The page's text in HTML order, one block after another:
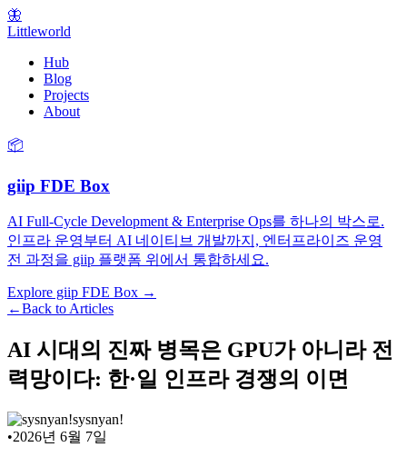
🦋
Littleworld
Hub
Blog
Projects
About
📦
giip FDE Box
AI Full-Cycle Development & Enterprise Ops를 하나의 박스로.
인프라 운영부터 AI 네이티브 개발까지, 엔터프라이즈 운영
전 과정을 giip 플랫폼 위에서 통합하세요.
Explore giip FDE Box →
←Back to Articles
AI 시대의 진짜 병목은 GPU가 아니라 전
력망이다: 한·일 인프라 경쟁의 이면
sysnyan!
•2026년 6월 7일